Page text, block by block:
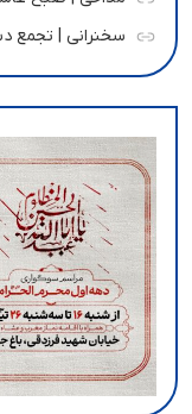
سخنرانی | تجمع